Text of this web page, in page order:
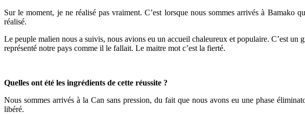
Sur le moment, je ne réalisé pas vraiment. C’est lorsque nous sommes arrivés à Bamako
réalisé.
Le peuple malien nous a suivis, nous avions eu un accueil chaleureux et populaire. C’est
représenté notre pays comme il le fallait. Le maitre mot c’est la fierté.
Quelles ont été les ingrédients de cette réussite ?
Nous sommes arrivés à la Can sans pression, du fait que nous avons eu une phase
libéré.